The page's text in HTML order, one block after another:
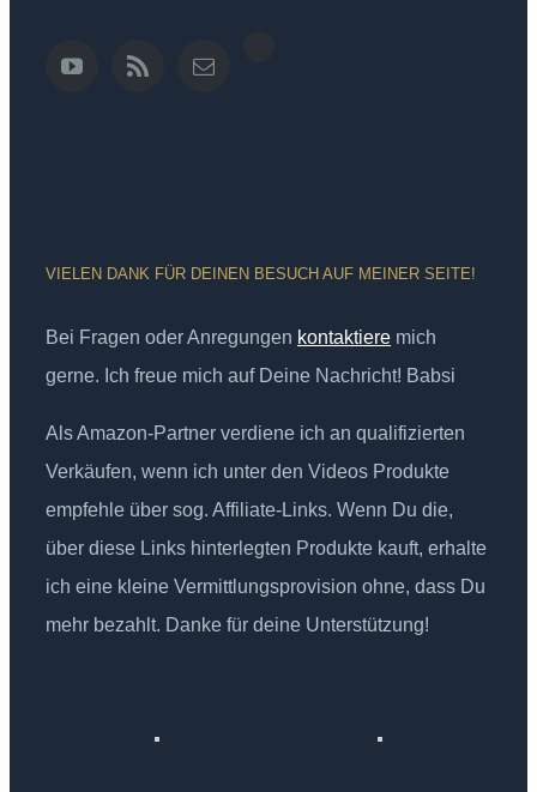
VIELEN DANK FÜR DEINEN BESUCH AUF MEINER SEITE!
Bei Fragen oder Anregungen kontaktiere mich
gerne. Ich freue mich auf Deine Nachricht! Babsi
Als Amazon-Partner verdiene ich an qualifizierten
Verkäufen, wenn ich unter den Videos Produkte
empfehle über sog. Affiliate-Links. Wenn Du die,
über diese Links hinterlegten Produkte kauft, erhalte
ich eine kleine Vermittlungsprovision ohne, dass Du
mehr bezahlt. Danke für deine Unterstützung!